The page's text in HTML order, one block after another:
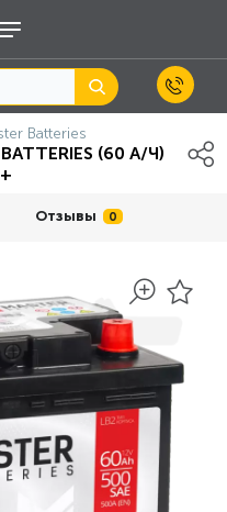
Batteries
(60 А/Ч)
Отзывы 0